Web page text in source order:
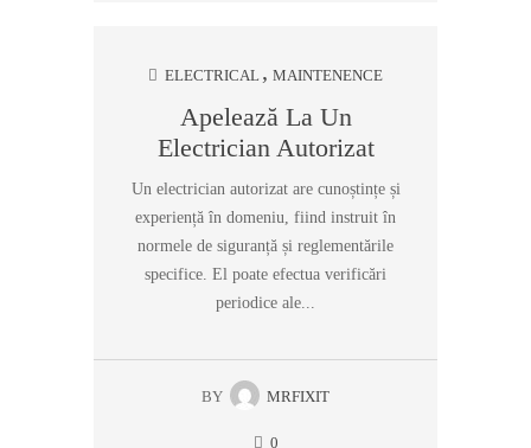
ELECTRICAL MAINTENENCE
Apelează La Un
Electrician Autorizat
Un electrician autorizat are cunoștințe și
experiență în domeniu, fiind instruit în
normele de siguranță și reglementările
specifice. El poate efectua verificări
periodice ale...
BY MRFIXIT
0